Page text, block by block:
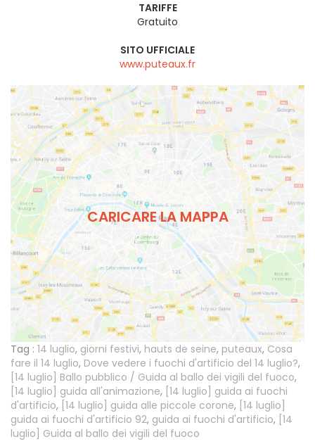
TARIFFE
Gratuito
SITO UFFICIALE
www.puteaux.fr
CARICARE LA MAPPA
Tag : 14 luglio, giorni festivi, hauts de seine, puteaux, Cosa
fare il 14 luglio, Dove vedere i fuochi d'artificio del 14 luglio?,
[14 luglio] Ballo pubblico / Guida al ballo dei vigili del fuoco,
[14 luglio] guida all'animazione, [14 luglio] guida ai fuochi
d'artificio, [14 luglio] guida alle piccole corone, [14 luglio]
guida ai fuochi d'artificio 92, guida ai fuochi d'artificio, [14
luglio] Guida al ballo dei vigili del fuoco